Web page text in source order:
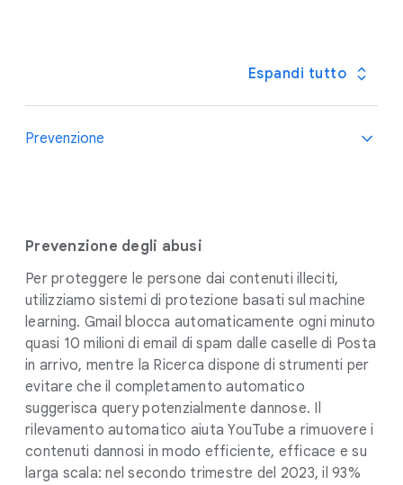
Espandi tutto
Prevenzione
Prevenzione degli abusi
Per proteggere le persone dai contenuti illeciti,
utilizziamo sistemi di protezione basati sul machine
learning. Gmail blocca automaticamente ogni minuto
quasi 10 milioni di email di spam dalle caselle di Posta
in arrivo, mentre la Ricerca dispone di strumenti per
evitare che il completamento automatico
suggerisca query potenzialmente dannose. Il
rilevamento automatico aiuta YouTube a rimuovere i
contenuti dannosi in modo efficiente, efficace e su
larga scala: nel secondo trimestre del 2023, il 93%